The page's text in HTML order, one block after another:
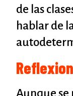
de las
hablar de
Aunque se